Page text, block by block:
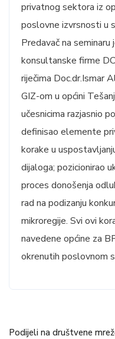
privatnog sektora iz
poslovne izvrsnosti u
Predavač na
konsultanske firme
riječima Doc.dr.Ismar
GIZ-om u općini
učesnicima razjasnio
definisao elemente
korake u
dijaloga; pozicionirao
proces donošenja
rad na podizanju
mikroregije. Svi ovi
navedene općine za
okrenutih poslovnom
Podijeli na društvene